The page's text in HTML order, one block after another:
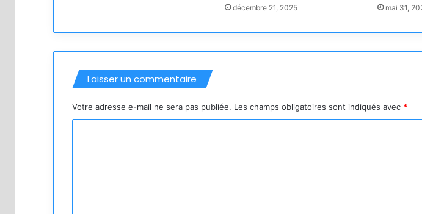
décembre 21, 2025 mai 31,
Laisser un commentaire
Votre adresse e-mail ne sera pas publiée. Les champs obligatoires sont indiqués avec *